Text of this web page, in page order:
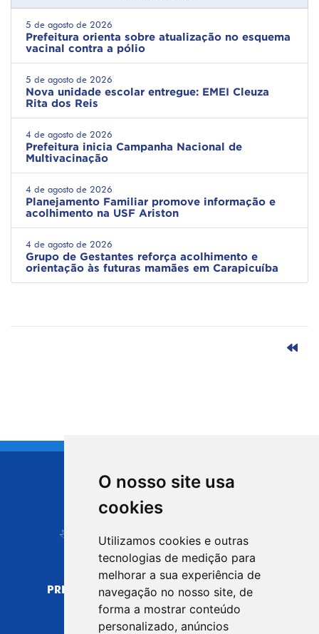
O nosso site usa
cookies
Utilizamos cookies e outras
tecnologias de medição para
melhorar a sua experiência de
navegação no nosso site, de
forma a mostrar conteúdo
personalizado, anúncios
5 de agosto de 2026
Prefeitura orienta sobre atualização no esquema
vacinal contra a pólio
5 de agosto de 2026
Nova unidade escolar entregue: EMEI Cleuza
Rita dos Reis
4 de agosto de 2026
Prefeitura inicia Campanha Nacional de
Multivacinação
4 de agosto de 2026
Planejamento Familiar promove informação e
acolhimento na USF Ariston
4 de agosto de 2026
Grupo de Gestantes reforça acolhimento e
orientação às futuras mamães em Carapicuíba
CIDADE DE
Carapicuíba
PREFEITURA MUNICIPAL DE CARAPICUÍBA
CNPJ: 44.892.693/0001-40
CENTRO ADMINISTRATIVO